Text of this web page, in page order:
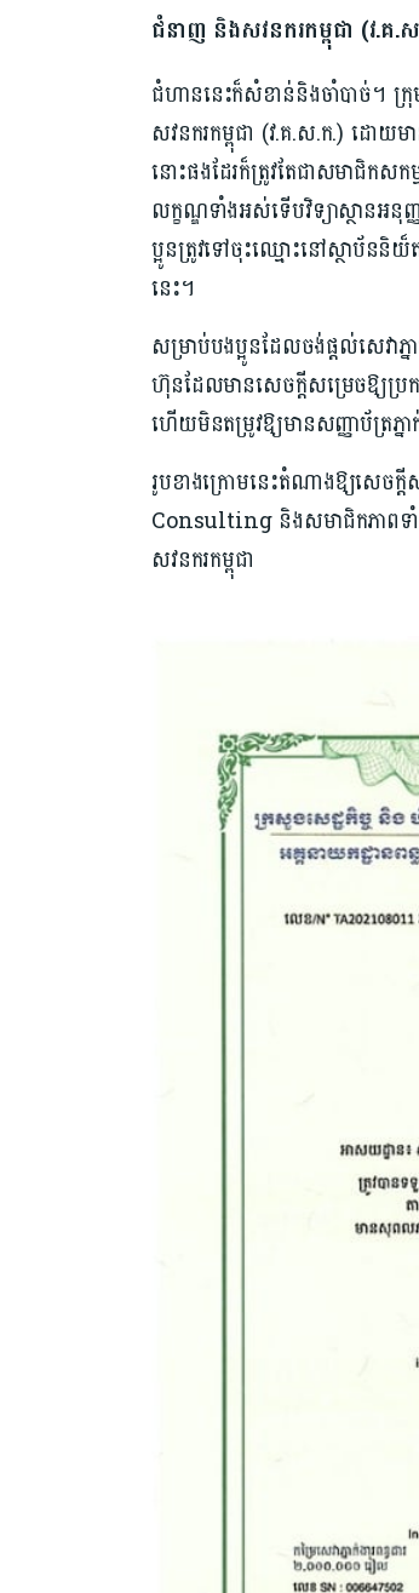
ជំនាញ និងសវនករកម្ពុជា (វ.គ.
ជំហាននេះក៏សំខាន់និងចាំបាច់។ ក្
សវនករកម្ពុជា (វ.គ.ស.ក.) ដោយ
នោះផងដែរក៏ត្រូវតែជាសមាជិកស
លក្ខណ្ឌទាំងអស់ទើបវិទ្យាស្ថានអ
ប្អូនត្រូវទៅចុះឈ្មោះនៅស្ថាប័ននិ
នេះ។
សម្រាប់បងប្អូនដែលចង់ផ្តល់សេវាភ្ន
ហ៊ុនដែលមានសេចក្តីសម្រេចឱ្យប្
ហើយមិនតម្រូវឱ្យមានសញ្ញាប័ត្រភ្នា
រូបខាងក្រោមនេះតំណាងឱ្យសេចក្
Consulting និងសមាជិកភាពទ
សវនករកម្ពុជា